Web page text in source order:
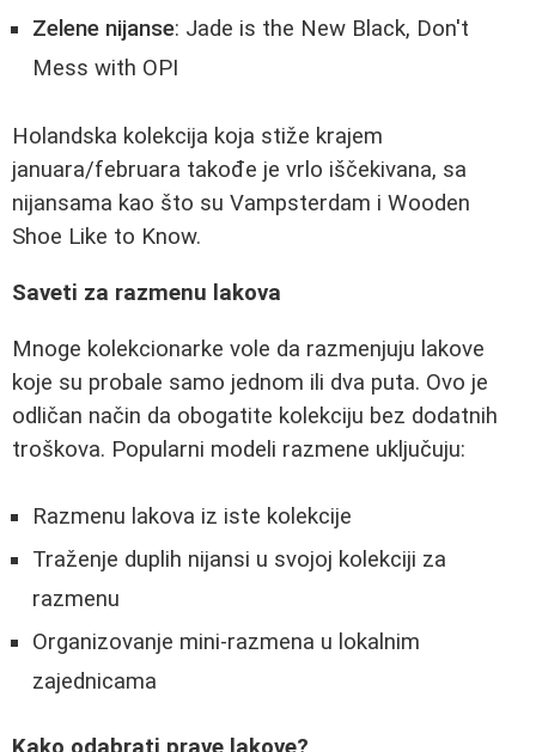
Zelene nijanse: Jade is the New Black, Don't
Mess with OPI
Holandska kolekcija koja stiže krajem
januara/februara takođe je vrlo iščekivana, sa
nijansama kao što su Vampsterdam i Wooden
Shoe Like to Know.
Saveti za razmenu lakova
Mnoge kolekcionarke vole da razmenjuju lakove
koje su probale samo jednom ili dva puta. Ovo je
odličan način da obogatite kolekciju bez dodatnih
troškova. Popularni modeli razmene uključuju:
Razmenu lakova iz iste kolekcije
Traženje duplih nijansi u svojoj kolekciji za
razmenu
Organizovanje mini-razmena u lokalnim
zajednicama